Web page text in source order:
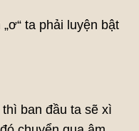
ta phải luyện bật
ban đầu ta sẽ xì